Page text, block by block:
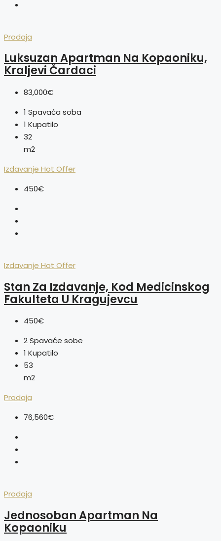
Prodaja
Luksuzan Apartman Na Kopaoniku,
Kraljevi Čardaci
83,000€
1 Spavaća soba
1 Kupatilo
32
m2
Izdavanje Hot Offer
450€
Izdavanje Hot Offer
Stan Za Izdavanje, Kod Medicinskog
Fakulteta U Kragujevcu
450€
2Spavaće sobe
1 Kupatilo
53
m2
Prodaja
76,560€
Prodaja
Jednosoban Apartman Na
Kopaoniku